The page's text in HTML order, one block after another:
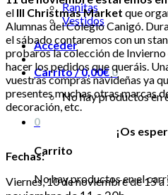
Ranitas
Vestidos
Acceder
Carrito /0,00€0
No hay productos en
0
Carrito
No hay productos en el
el III Christmas Market que
Alumnas del Colegio Canigó.
el sábado contaremos con un
probaros la colección de Invierno
hacer los pedidos que queráis.
vuestras compras navideñas ya
presentes muchas otras marcas
decoración, etc.
¡Os
Fechas:
Viernes, 10 de noviembre de 15 a